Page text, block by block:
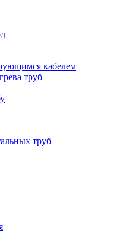
кабелем
труб
труб